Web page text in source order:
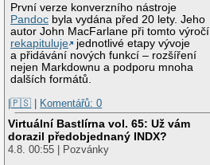
První verze konverzního nástroje
Pandoc byla vydána před 20 lety. Jeho
autor John MacFarlane při tomto výročí
rekapituluje
jednotlivé etapy vývoje
a přidávání nových funkcí – rozšíření
nejen Markdownu a podporu mnoha
dalších formátů.
|🇵🇸 | Komentářů: 0
Virtuální Bastlírna vol. 65: Už vám
dorazil předobjednaný INDX?
4.8. 00:55 | Pozvánky